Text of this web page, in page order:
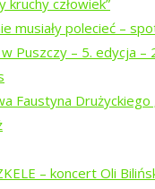
kruchy człowiek”
musiały polecieć –
Puszczy – 5. edycja –
Faustyna Drużyckiego
– koncert Oli
spektaklu
i spacer z
– 2025
pracy twórczej z
Czołpińskiej
1915